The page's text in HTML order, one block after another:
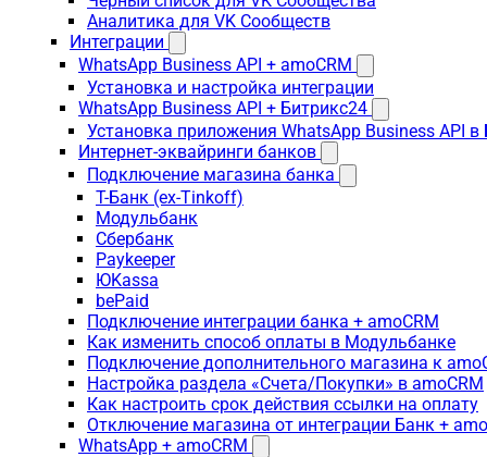
Аналитика для VK Сообществ
Интеграции
WhatsApp Business API + amoCRM
Установка и настройка интеграции
WhatsApp Business API + Битрикс24
Установка приложения WhatsApp Business API
Интернет-эквайринги банков
Подключение магазина банка
Т-Банк (ex-Tinkoff)
Модульбанк
Сбербанк
Paykeeper
ЮKassa
bePaid
Подключение интеграции банка + amoCRM
Как изменить способ оплаты в Модульбанке
Подключение дополнительного магазина к
Настройка раздела «Счета/Покупки» в amoCRM
Как настроить срок действия ссылки на оплату
Отключение магазина от интеграции Банк +
WhatsApp + amoCRM